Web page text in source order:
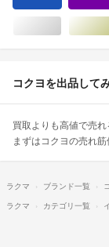
シルバー
コクヨを出品して
買取よりも高値で売れ
まずはコクヨの売れ
ラクマ ブランド一覧
ラクマ
カテゴリ一覧